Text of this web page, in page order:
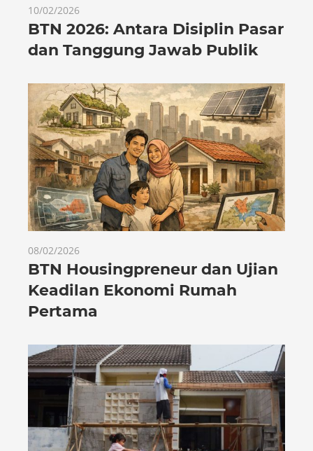
10/02/2026
BTN 2026: Antara Disiplin Pasar
dan Tanggung Jawab Publik
08/02/2026
BTN Housingpreneur dan Ujian
Keadilan Ekonomi Rumah
Pertama